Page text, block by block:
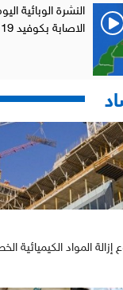
النشرة الوبائية
الاصابة بكوفيد 19
المواد الكيميائية